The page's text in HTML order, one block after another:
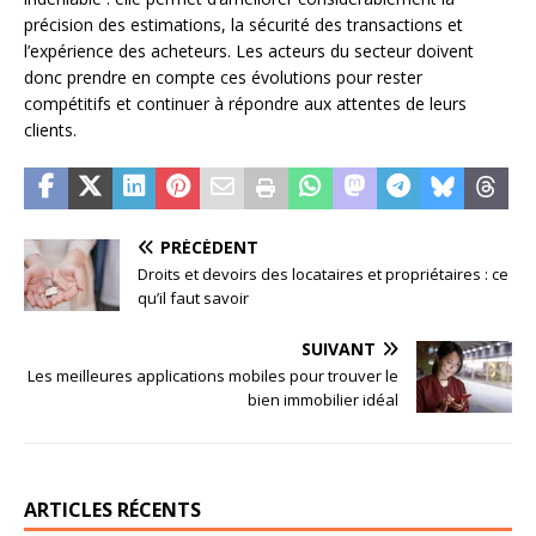
précision des estimations, la sécurité des transactions et
l’expérience des acheteurs. Les acteurs du secteur doivent
donc prendre en compte ces évolutions pour rester
compétitifs et continuer à répondre aux attentes de leurs
clients.
PRÉCÉDENT
Droits et devoirs des locataires et propriétaires : ce
qu’il faut savoir
SUIVANT
Les meilleures applications mobiles pour trouver le
bien immobilier idéal
ARTICLES RÉCENTS